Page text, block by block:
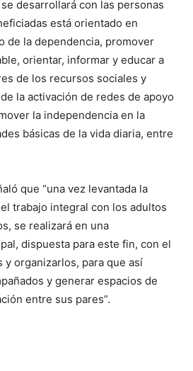
desarrollará con las personas
está orientado en
de la dependencia, promover
orientar, informar y educar a
de los recursos sociales y
la activación de redes de apoyo
la independencia en la
básicas de la vida diaria, entre
que “una vez levantada la
trabajo integral con los adultos
se realizará en una
dispuesta para este fin, con el
organizarlos, para que así
y generar espacios de
entre sus pares”.